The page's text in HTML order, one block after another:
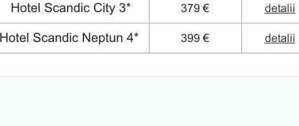
Hotel Scandic City 3* 379 € detalii
Hotel Scandic Neptun 4* 399 € detalii